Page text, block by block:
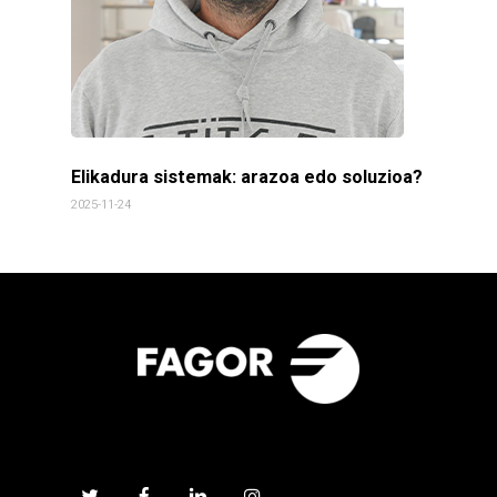
Elikadura sistemak: arazoa edo soluzioa?
2025-11-24